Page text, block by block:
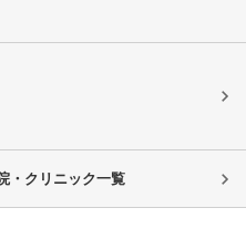
・クリニック一覧